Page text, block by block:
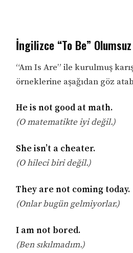
İngilizce “To Be”
“Am Is Are” ile kurulmuş
örneklerine aşağıdan göz
He is not good at math.
(O matematikte iyi değil.)
She isn’t a cheater.
(O hileci biri değil.)
They are not coming today.
(Onlar bugün gelmiyorlar.)
I am not bored.
(Ben sıkılmadım.)